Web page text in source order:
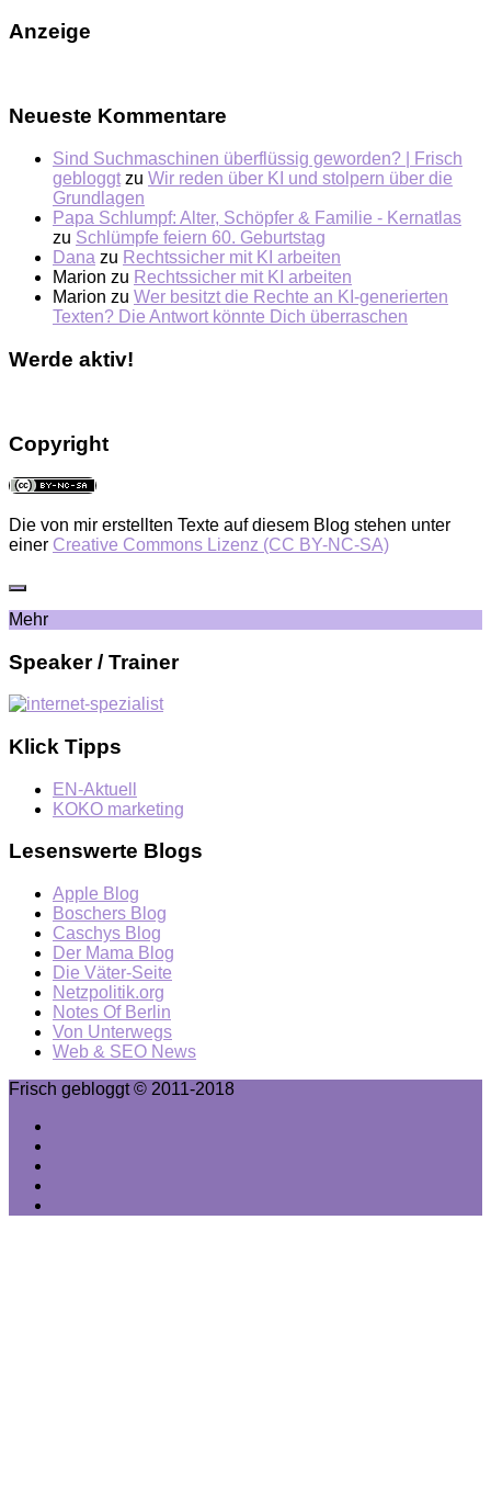
Anzeige
Neueste Kommentare
Sind Suchmaschinen überflüssig geworden? | Frisch
gebloggt zu Wir reden über KI und stolpern über die
Grundlagen
Papa Schlumpf: Alter, Schöpfer & Familie - Kernatlas
zu Schlümpfe feiern 60. Geburtstag
Dana zu Rechtssicher mit KI arbeiten
Marion zu Rechtssicher mit KI arbeiten
Marion zu Wer besitzt die Rechte an KI-generierten
Texten? Die Antwort könnte Dich überraschen
Werde aktiv!
Copyright
Die von mir erstellten Texte auf diesem Blog stehen unter
einer Creative Commons Lizenz (CC BY-NC-SA)
Mehr
Speaker / Trainer
Klick Tipps
EN-Aktuell
KOKO marketing
Lesenswerte Blogs
Apple Blog
Boschers Blog
Caschys Blog
Der Mama Blog
Die Väter-Seite
Netzpolitik.org
Notes Of Berlin
Von Unterwegs
Web & SEO News
Frisch gebloggt © 2011-2018